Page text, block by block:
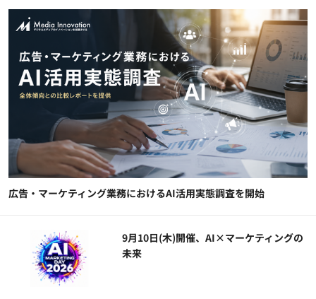
広告・マーケティング業務におけるAI活用実態調査を開始
9月10日(木)開催、AI×マーケティングの
未来